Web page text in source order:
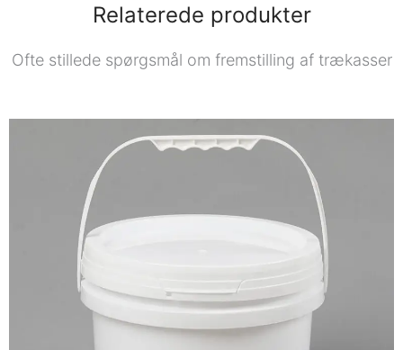
Relaterede produkter
Ofte stillede spørgsmål om fremstilling af trækasser